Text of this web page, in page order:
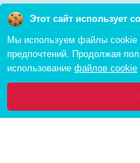
Главная Каталог
г. Минск, ВЦ "Экспобел",
г. Минск, ул. М. Лынькова, д.
+375 (29) 110-46-46 (А1)
+375 (29) 373-90-16 (A1)
Этот сайт использует
Мы используем файлы cookie
предпочтений. Продолжая
использование файлов cookie